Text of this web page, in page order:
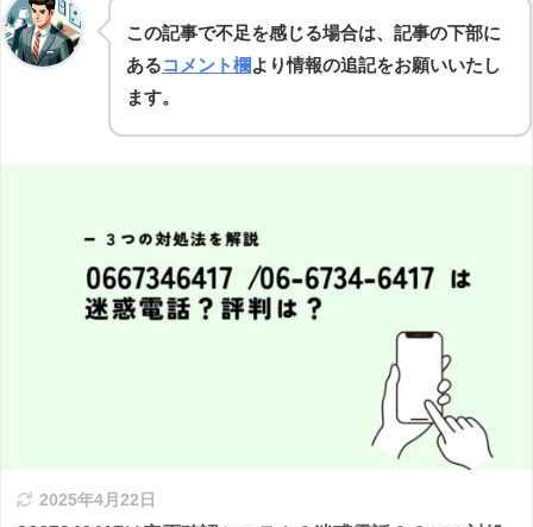
この記事で不足を感じる場合は、記事の下部に
あるコメント欄より情報の追記をお願いいたし
ます。
2025年4月22日